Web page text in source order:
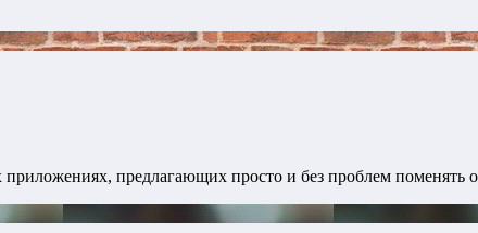
предлагающих просто и без проблем поменять